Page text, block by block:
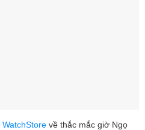
WatchStore về thắc mắc giờ Ngọ